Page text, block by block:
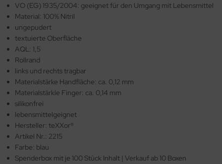
VO (EG) 1935/2004: geeignet für den Umgang mit Lebensmittel
Material: 100% Nitril
ungepudert
textuierte Oberfläche
AQL: 1,5
Rollrand
links und rechts tragbar
Materialstärke Handfläche: ca. 0,12 mm
Materialstärkle Finger: ca. 0,14 mm
silikonfrei
lebensmittelgeignet
Hersteller: teXXor®
Artikel Nr.: 2215
Farbe: blau
Spenderbox mit je 100 Stück Inhalt | Verkauf ab 10 Boxen